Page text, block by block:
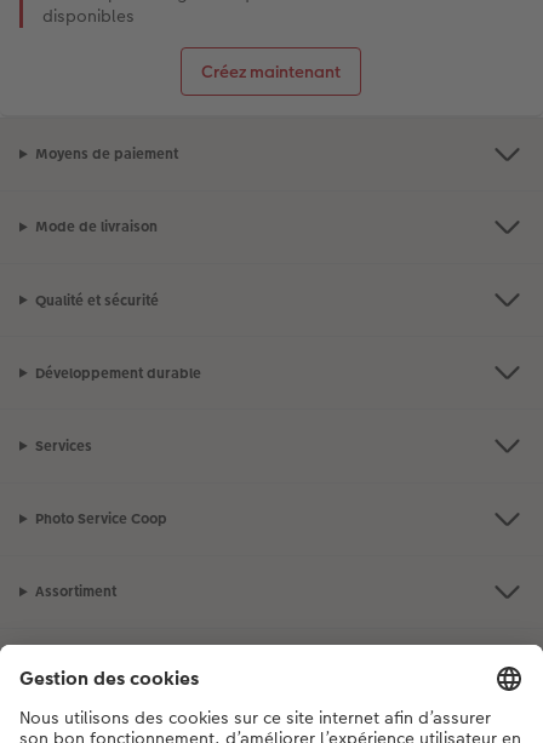
disponibles
Créez maintenant
Moyens de paiement
Mode de livraison
Qualité et sécurité
Développement durable
Services
Photo Service Coop
Assortiment